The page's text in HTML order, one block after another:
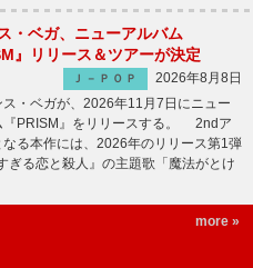
・ベガ、ニューアルバム
』リリース＆ツアーが決定
Ｊ－ＰＯＰ
2026年8月8日
・ベガが、2026年11月7日にニュー
『PRISM』をリリースする。 2ndア
なる本作には、2026年のリリース第1弾
ぎる恋と殺人』の主題歌「魔法がとけ
more »